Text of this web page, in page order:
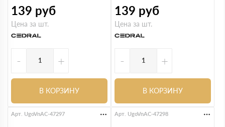
139 руб
Цена за шт.
- +
В КОРЗИНУ
139 руб
Цена за шт.
- +
В КОРЗИНУ
Арт. UgoVnAC-47297 Арт. UgoVnAC-47298